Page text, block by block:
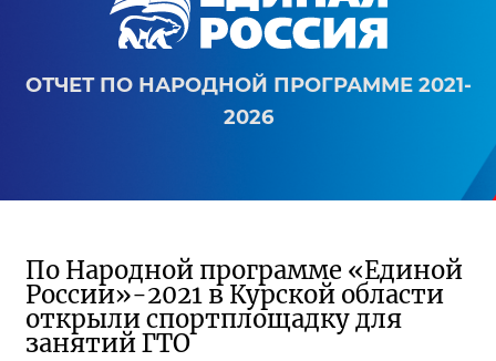
ОТЧЕТ ПО НАРОДНОЙ ПРОГРАММЕ 2021-
2026
По Народной программе «Единой
России»-2021 в Курской области
открыли спортплощадку для
занятий ГТО